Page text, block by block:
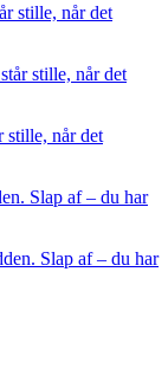
stille, når det
stille, når det
stille, når det
Slap af – du har
Slap af – du har